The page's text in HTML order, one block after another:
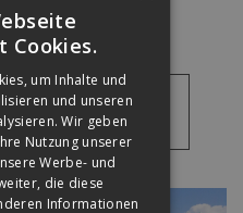
Cookies.
um Inhalte und
und unseren
Wir geben
Nutzung unserer
Werbe- und
die diese
Informationen